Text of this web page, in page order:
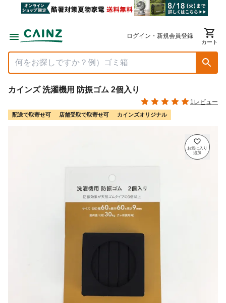
ログイン・新規会員登録
カート
カインズ 洗濯機用 防振ゴム 2個入り
1レビュー
配送で取寄せ可 店舗受取で取寄せ可 カインズオリジナル